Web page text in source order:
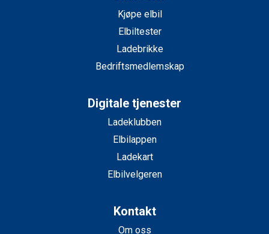
Kjøpe elbil
Elbiltester
Ladebrikke
Bedriftsmedlemskap
Digitale tjenester
Ladeklubben
Elbilappen
Ladekart
Elbilvelgeren
Kontakt
Om oss